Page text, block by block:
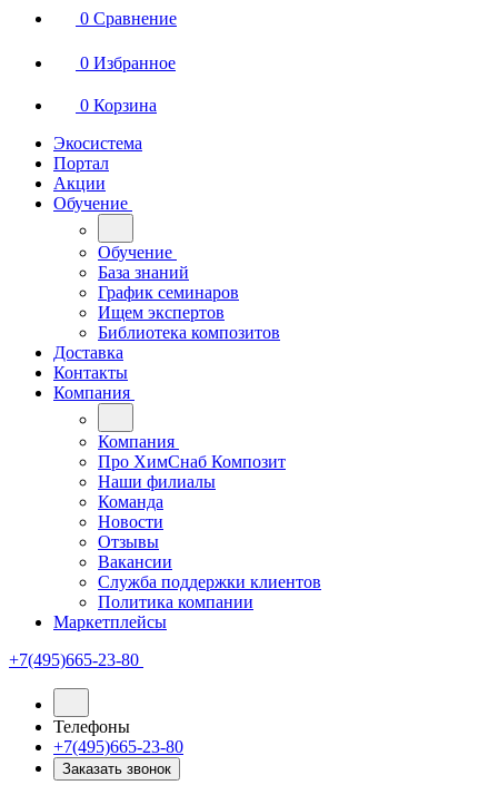
0 Сравнение
0 Избранное
0 Корзина
Экосистема
Портал
Акции
Обучение
Обучение
База знаний
График семинаров
Ищем экспертов
Библиотека композитов
Доставка
Контакты
Компания
Компания
Про ХимСнаб Композит
Наши филиалы
Команда
Новости
Отзывы
Вакансии
Служба поддержки клиентов
Политика компании
Маркетплейсы
+7(495)665-23-80
Телефоны
+7(495)665-23-80
Заказать звонок